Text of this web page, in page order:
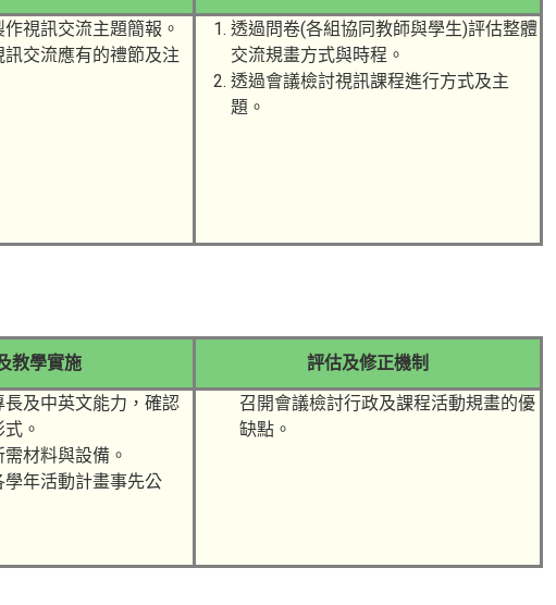
視訊交流主題簡報。
交流應有的禮節及注
透過問卷(各組協同教師與學生)評估整體
交流規畫方式與時程。
透過會議檢討視訊課程進行方式及主
題。
教學實施
評估及修正機制
及中英文能力，確認
。
材料與設備。
年活動計畫事先公
召開會議檢討行政及課程活動規畫的優
缺點。